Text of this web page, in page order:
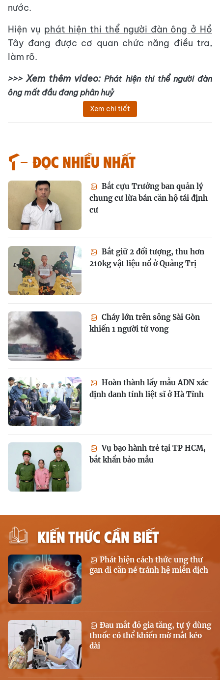
nước.
Hiện vụ phát hiện thi thể người đàn ông ở Hồ
Tây đang được cơ quan chức năng điều tra,
làm rõ.
>>> Xem thêm video:Phát hiện thi thể người đàn
ông mất đầu đang phân huỷ
Xem chi tiết
Đọc nhiều nhất
Bắt cựu Trưởng ban quản lý
chung cư lừa bán căn hộ tái định
cư
Bắt giữ 2 đối tượng, thu hơn
210kg vật liệu nổ ở Quảng Trị
Cháy lớn trên sông Sài Gòn
khiến 1 người tử vong
Hoàn thành lấy mẫu ADN xác
định danh tính liệt sĩ ở Hà Tĩnh
Vụ bạo hành trẻ tại TP HCM,
bắt khẩn bảo mẫu
KIẾN THỨC CẦN BIẾT
Phát hiện cách thức ung thư
gan di căn né tránh hệ miễn dịch
Đau mắt đỏ gia tăng, tự ý dùng
thuốc có thể khiến mờ mắt kéo
dài